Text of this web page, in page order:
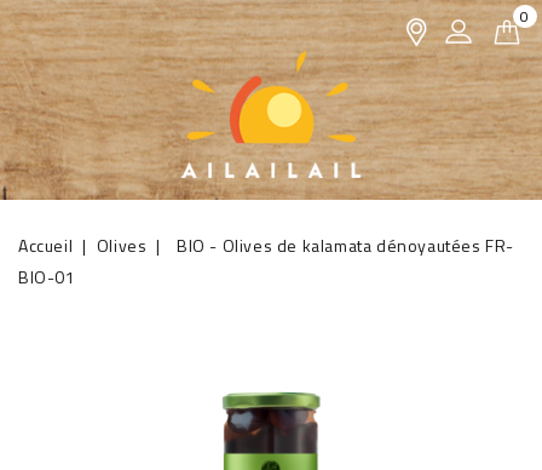
0
Accueil Olives
BIO - Olives de kalamata dénoyautées FR-
BIO-01